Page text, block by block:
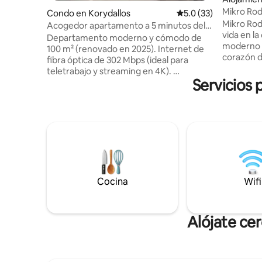
Condo en Korydallos Calificación
5.0 (33)
Acogedor apartamento a 5 minutos del
metro Korydallos
​Departamento moderno y cómodo de
100 m² (renovado en 2025). ​Internet de
fibra óptica de 302 Mbps (ideal para
teletrabajo y streaming en 4K). ​
Ubicación: a 5 minutos de la estación de
Nikaia. ​Sala: cómodo sofá, Smart TV 55"
4K con Netflix. ​Adecuado para familias y
diferente, por favor póngase en
Mikro
Mikro
vida en la
moderno
corazón
para
Airbnb
disfrutar
Servicios
Cocina Wifi
Alójate